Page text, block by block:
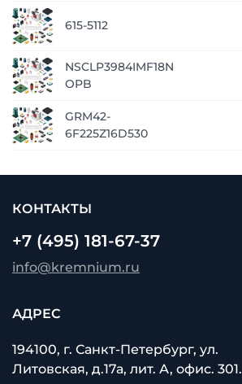
615-5112
NSCLP3984IMF18N
OPB
GRM42-
6F225Z16D530
КОНТАКТЫ
+7 (495) 181-67-37
info@kremnium.ru
АДРЕС
194100, г. Санкт-Петербург, ул.
Литовская, д.17а, лит. А, офис. 301.